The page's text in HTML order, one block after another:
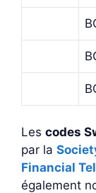
Les codes
par la
Financial
également